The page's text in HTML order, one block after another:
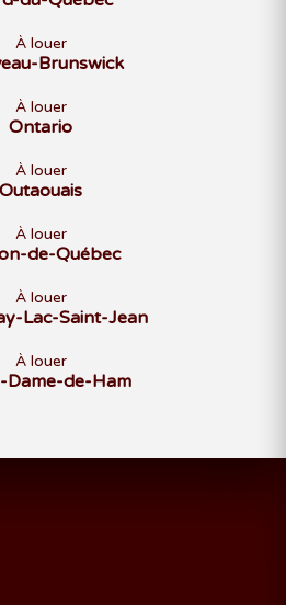
À louer
Brunswick
À louer
Ontario
À louer
Outaouais
À louer
de-Québec
À louer
Lac-Saint-Jean
À louer
Dame-de-Ham